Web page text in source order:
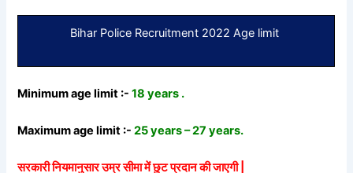
Bihar Police Recruitment 2022 Age limit
Minimum age limit :-18 years .
Maximum age limit :-25 years – 27 years.
सरकारी नियमानुसार उम्र सीमा में छुट प्रदान की जाएगी |